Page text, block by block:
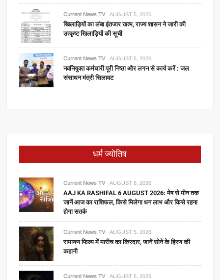
Current News TV AUGUST 5, 2026
खिलाड़ियों का लंबा इंतजार खत्म, राज्य शासन ने जारी की
उत्कृष्ट खिलाड़ियों की सूची
Current News TV AUGUST 5, 2026
नवनियुक्त कर्मचारी पूरी निष्ठा और लगन से कार्य करें : जल
संसाधन मंत्री सिलावट
धर्म ज्योतिष
Current News TV AUGUST 6, 2026
AAJ KA RASHIFAL 6 AUGUST 2026: मेष से मीन तक
जानें आज का राशिफल, किसे मिलेगा धन लाभ और किसे रहना
होगा सतर्क
Current News TV AUGUST 5, 2026
रामायण फिल्म में मारीच का किरदार, जानें सोने के हिरण की
कहानी
Current News TV AUGUST 5, 2026